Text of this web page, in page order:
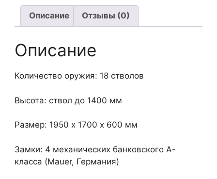
Описание Отзывы (0)
Описание
Количество оружия: 18 стволов
Высота: ствол до 1400 мм
Размер: 1950 х 1700 х 600 мм
Замки: 4 механических банковского А-
класса (Mauer, Германия)